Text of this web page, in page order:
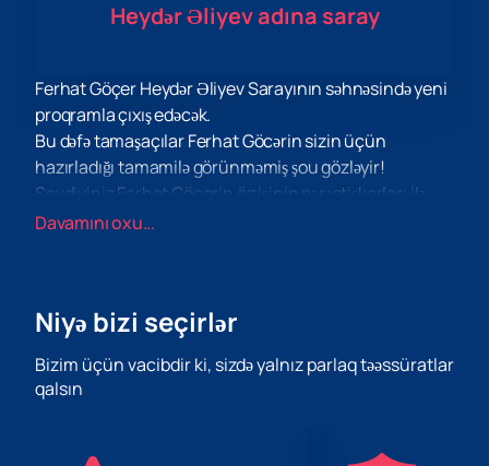
Heydər Əliyev adına saray
Ferhat Göçer Heydər Əliyev Sarayının səhnəsində yeni
proqramla çıxış edəcək.
Bu dəfə tamaşaçılar Ferhat Göcərin sizin üçün
hazırladığı tamamilə görünməmiş şou gözləyir!
Sevdiyiniz Ferhat Göcerin öz işinin pərəstişkarları ilə
bölüşməyə hazır olduğu və sizə çoxlu müsbət
Gərgin iş qrafikinə baxmayaraq, Ferhat Göçer
ünsiyyətə, eləcə də dincəlməyə və hobbilərdən həzz
almağa vaxt tapır.
üçün unikal imkanınız var. Sevimli ifaçınızın sizin
Davamını oxu...
Niyə bizi seçirlər
Bizim üçün vacibdir ki, sizdə yalnız parlaq təəssüratlar
qalsın